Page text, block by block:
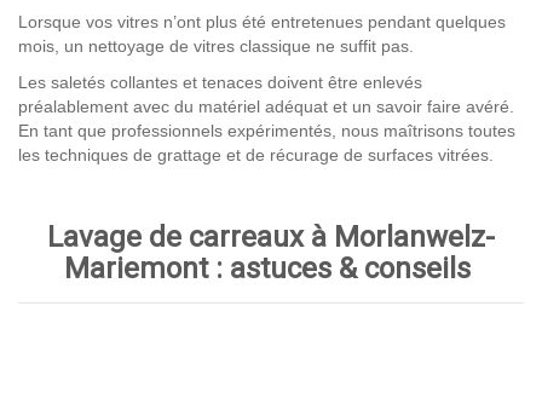
Lorsque vos vitres n’ont plus été entretenues pendant quelques
mois, un nettoyage de vitres classique ne suffit pas.
Les saletés collantes et tenaces doivent être enlevés
préalablement avec du matériel adéquat et un savoir faire avéré.
En tant que professionnels expérimentés, nous maîtrisons toutes
les techniques de grattage et de récurage de surfaces vitrées.
Lavage de carreaux à Morlanwelz-
Mariemont : astuces & conseils